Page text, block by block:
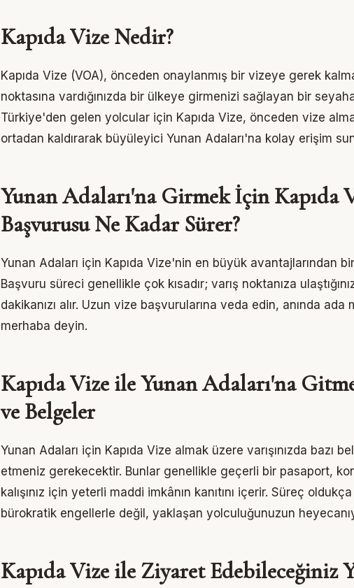
Kapıda Vize Nedir?
Kapıda Vize (VOA), önceden onaylanmış bir vizeye gerek
noktasına vardığınızda bir ülkeye girmenizi sağlayan bir
Türkiye'den gelen yolcular için Kapıda Vize, önceden vize
ortadan kaldırarak büyüleyici Yunan Adaları'na kolay erişim
Yunan Adaları'na Girmek İçin Kapıda
Başvurusu Ne Kadar Sürer?
Yunan Adaları için Kapıda Vize'nin en büyük avantajlarından
Başvuru süreci genellikle çok kısadır; varış noktanıza
dakikanızı alır. Uzun vize başvurularına veda edin, anında ada
merhaba deyin.
Kapıda Vize ile Yunan Adaları'na
ve Belgeler
Yunan Adaları için Kapıda Vize almak üzere varışınızda bazı
etmeniz gerekecektir. Bunlar genellikle geçerli bir pasaport,
kalışınız için yeterli maddi imkânın kanıtını içerir. Süreç
bürokratik engellerle değil, yaklaşan yolculuğunuzun
Kapıda Vize ile Ziyaret Edebileceğiniz